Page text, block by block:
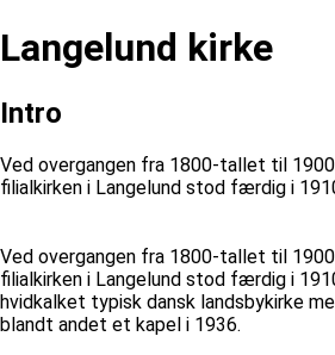
Langelund kirke
Intro
Ved overgangen fra 1800-tallet til
filialkirken i Langelund stod færdig i
Ved overgangen fra 1800-tallet til
filialkirken i Langelund stod færdig i
hvidkalket typisk dansk landsbykirke
blandt andet et kapel i 1936.